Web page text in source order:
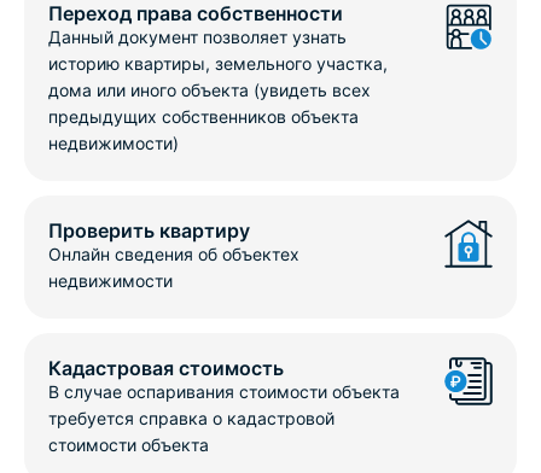
Переход права собственности
Данный документ позволяет узнать
историю квартиры, земельного участка,
дома или иного объекта (увидеть всех
предыдущих собственников объекта
недвижимости)
Проверить квартиру
Онлайн сведения об объектех
недвижимости
Кадастровая стоимость
В случае оспаривания стоимости объекта
требуется справка о кадастровой
стоимости объекта